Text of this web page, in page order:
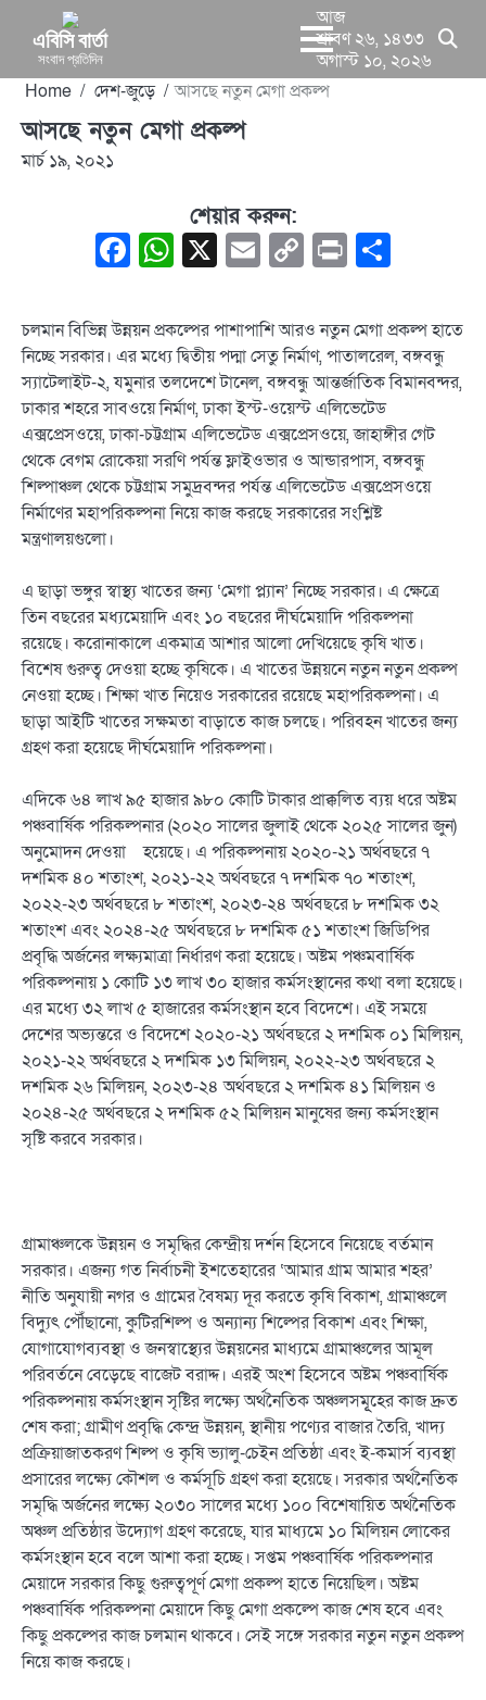
content
এবিসি বার্তা
সংবাদ প্রতিদিন
আজ
শ্রাবণ ২৬, ১৪৩৩
অগাস্ট ১০, ২০২৬
Home
দেশ-জুড়ে আসছে নতুন মেগা প্রকল্প
আসছে নতুন মেগা প্রকল্প
মার্চ ১৯, ২০২১
শেয়ার করুন:
Facebook
WhatsApp
X EmailCopy
Print
চলমান বিভিন্ন উন্নয়ন প্রকল্পের পাশাপাশি আরও নতুন মেগা প্রকল্প হাতে
নিচ্ছে সরকার। এর মধ্যে দ্বিতীয় পদ্মা সেতু নির্মাণ, পাতালরেল, বঙ্গবন্ধু
স্যাটেলাইট-২, যমুনার তলদেশে টানেল, বঙ্গবন্ধু আন্তর্জাতিক বিমানবন্দর,
ঢাকার শহরে সাবওয়ে নির্মাণ, ঢাকা ইস্ট-ওয়েস্ট এলিভেটেড
এক্সপ্রেসওয়ে, ঢাকা-চট্টগ্রাম এলিভেটেড এক্সপ্রেসওয়ে, জাহাঙ্গীর গেট
থেকে বেগম রোকেয়া সরণি পর্যন্ত ফ্লাইওভার ও আন্ডারপাস, বঙ্গবন্ধু
শিল্পাঞ্চল থেকে চট্টগ্রাম সমুদ্রবন্দর পর্যন্ত এলিভেটেড এক্সপ্রেসওয়ে
নির্মাণের মহাপরিকল্পনা নিয়ে কাজ করছে সরকারের সংশ্লিষ্ট
মন্ত্রণালয়গুলো।
এ ছাড়া ভঙ্গুর স্বাস্থ্য খাতের জন্য ‘মেগা প্ল্যান’ নিচ্ছে সরকার। এ ক্ষেত্রে
তিন বছরের মধ্যমেয়াদি এবং ১০ বছরের দীর্ঘমেয়াদি পরিকল্পনা
রয়েছে। করোনাকালে একমাত্র আশার আলো দেখিয়েছে কৃষি খাত।
বিশেষ গুরুত্ব দেওয়া হচ্ছে কৃষিকে। এ খাতের উন্নয়নে নতুন নতুন প্রকল্প
নেওয়া হচ্ছে। শিক্ষা খাত নিয়েও সরকারের রয়েছে মহাপরিকল্পনা। এ
ছাড়া আইটি খাতের সক্ষমতা বাড়াতে কাজ চলছে। পরিবহন খাতের জন্য
গ্রহণ করা হয়েছে দীর্ঘমেয়াদি পরিকল্পনা।
এদিকে ৬৪ লাখ ৯৫ হাজার ৯৮০ কোটি টাকার প্রাক্কলিত ব্যয় ধরে অষ্টম
পঞ্চবার্ষিক পরিকল্পনার (২০২০ সালের জুলাই থেকে ২০২৫ সালের জুন)
অনুমোদন দেওয়া হয়েছে। এ পরিকল্পনায় ২০২০-২১ অর্থবছরে ৭
দশমিক ৪০ শতাংশ, ২০২১-২২ অর্থবছরে ৭ দশমিক ৭০ শতাংশ,
২০২২-২৩ অর্থবছরে ৮ শতাংশ, ২০২৩-২৪ অর্থবছরে ৮ দশমিক ৩২
শতাংশ এবং ২০২৪-২৫ অর্থবছরে ৮ দশমিক ৫১ শতাংশ জিডিপির
প্রবৃদ্ধি অর্জনের লক্ষ্যমাত্রা নির্ধারণ করা হয়েছে। অষ্টম পঞ্চমবার্ষিক
পরিকল্পনায় ১ কোটি ১৩ লাখ ৩০ হাজার কর্মসংস্থানের কথা বলা হয়েছে।
এর মধ্যে ৩২ লাখ ৫ হাজারের কর্মসংস্থান হবে বিদেশে। এই সময়ে
দেশের অভ্যন্তরে ও বিদেশে ২০২০-২১ অর্থবছরে ২ দশমিক ০১ মিলিয়ন,
২০২১-২২ অর্থবছরে ২ দশমিক ১৩ মিলিয়ন, ২০২২-২৩ অর্থবছরে ২
দশমিক ২৬ মিলিয়ন, ২০২৩-২৪ অর্থবছরে ২ দশমিক ৪১ মিলিয়ন ও
২০২৪-২৫ অর্থবছরে ২ দশমিক ৫২ মিলিয়ন মানুষের জন্য কর্মসংস্থান
সৃষ্টি করবে সরকার।
গ্রামাঞ্চলকে উন্নয়ন ও সমৃদ্ধির কেন্দ্রীয় দর্শন হিসেবে নিয়েছে বর্তমান
সরকার। এজন্য গত নির্বাচনী ইশতেহারের ‘আমার গ্রাম আমার শহর’
নীতি অনুযায়ী নগর ও গ্রামের বৈষম্য দূর করতে কৃষি বিকাশ, গ্রামাঞ্চলে
বিদ্যুৎ পৌঁছানো, কুটিরশিল্প ও অন্যান্য শিল্পের বিকাশ এবং শিক্ষা,
যোগাযোগব্যবস্থা ও জনস্বাস্থ্যের উন্নয়নের মাধ্যমে গ্রামাঞ্চলের আমূল
পরিবর্তনে বেড়েছে বাজেট বরাদ্দ। এরই অংশ হিসেবে অষ্টম পঞ্চবার্ষিক
পরিকল্পনায় কর্মসংস্থান সৃষ্টির লক্ষ্যে অর্থনৈতিক অঞ্চলসমূূহের কাজ দ্রুত
শেষ করা; গ্রামীণ প্রবৃদ্ধি কেন্দ্র উন্নয়ন, স্থানীয় পণ্যের বাজার তৈরি, খাদ্য
প্রক্রিয়াজাতকরণ শিল্প ও কৃষি ভ্যালু-চেইন প্রতিষ্ঠা এবং ই-কমার্স ব্যবস্থা
প্রসারের লক্ষ্যে কৌশল ও কর্মসূচি গ্রহণ করা হয়েছে। সরকার অর্থনৈতিক
সমৃদ্ধি অর্জনের লক্ষ্যে ২০৩০ সালের মধ্যে ১০০ বিশেষায়িত অর্থনৈতিক
অঞ্চল প্রতিষ্ঠার উদ্যোগ গ্রহণ করেছে, যার মাধ্যমে ১০ মিলিয়ন লোকের
কর্মসংস্থান হবে বলে আশা করা হচ্ছে। সপ্তম পঞ্চবার্ষিক পরিকল্পনার
মেয়াদে সরকার কিছু গুরুত্বপূর্ণ মেগা প্রকল্প হাতে নিয়েছিল। অষ্টম
পঞ্চবার্ষিক পরিকল্পনা মেয়াদে কিছু মেগা প্রকল্পে কাজ শেষ হবে এবং
কিছু প্রকল্পের কাজ চলমান থাকবে। সেই সঙ্গে সরকার নতুন নতুন প্রকল্প
নিয়ে কাজ করছে।